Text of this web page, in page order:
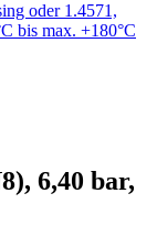
oder 1.4571,
bis max. +180°C
6,40 bar,